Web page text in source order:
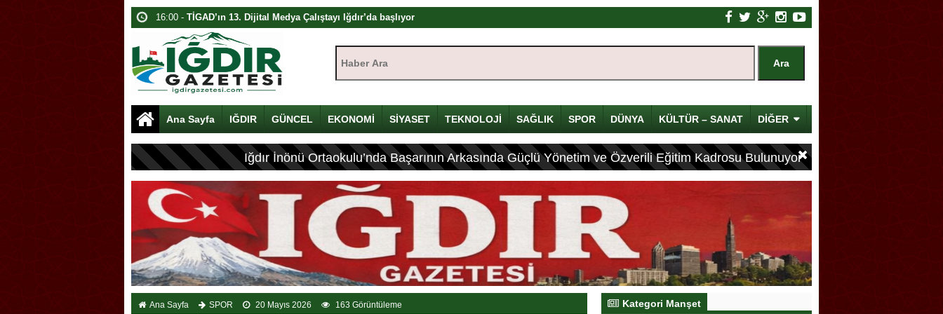
13:40 - Ağrı Dağı’nda Bahar İzdüşümü
10:40 -Iğdır’da Dijital Medya Çalıştayı
13:40 - Davulcu, Paraları Toplamak İçin Davulunu Kırdı
15:40 -Akyumak’ta Traktörde Yangın
15:00 -Iğdır’da Traktör Yangını
09:40 - Karabatak Kolyesi: Iğdır’ın Geleneksel Mirası
16:00 -Iğdır’da Dolandırıcılık: 1.8 Milyon Lira!
09:40 -Iğdır’da Kamuda İş Vaadiyle Dolandırıcılık
10:00 -Iğdır’da Koçbaşlı Mezarlık Mirası
Ana Sayfa IĞDIR GÜNCEL EKONOMİ SİYASET TEKNOLOJİ SAĞLIK SPOR DÜNYA KÜLTÜR – SANAT DİĞER
FLAŞ HABER: Iğdır İnönü Ortaokulu’nda Başarının Arkasında Güçlü Yönetim ve Özverili Eğitim Kadrosu Bulunuyor
Ana Sayfa SPOR 20 Mayıs 2026 163 Görüntüleme Kategori Manşet